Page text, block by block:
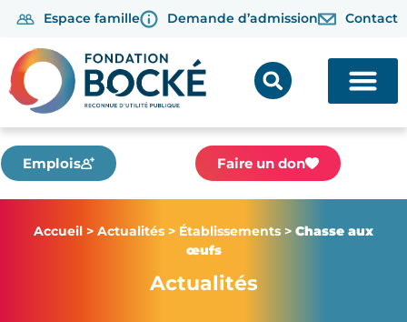
Espace famille Demande d’admission Contact
Emplois Faire un don
Accueil > Actualités > Établissements > Chasse aux
œufs
Actualités